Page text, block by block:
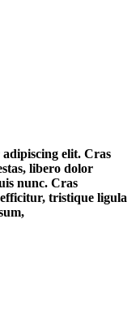
elit. Cras
libero dolor
nunc. Cras
tristique ligula